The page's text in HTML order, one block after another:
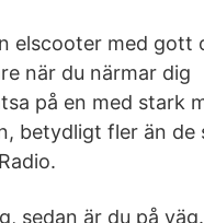
elscooter med gott
när du närmar dig
på en med stark
betydligt fler än de
sedan är du på